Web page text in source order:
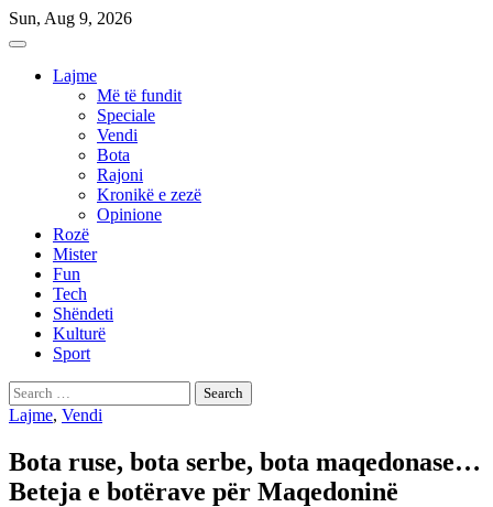
Skip
to
Sun, Aug 9, 2026
Lajme
Më të fundit
Speciale
Vendi
Bota
Rajoni
Kronikë e zezë
Opinione
Rozë
Mister
Fun
Tech
Shëndeti
Kulturë
Sport
Search
for:
Lajme, Vendi
Bota ruse, bota serbe, bota maqedonase…
Beteja e botërave për Maqedoninë